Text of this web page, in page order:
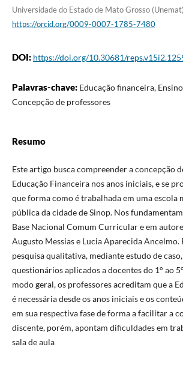
Universidade do Estado de Mato Grosso (Unemat)
https://orcid.org/0009-0007-1785-7480
DOI: https://doi.org/10.30681/
Palavras-chave: Educação financeira,
Concepção de professores
Resumo
Este artigo busca compreender a concepção
Educação Financeira nos anos iniciais, e se
que forma como é trabalhada em uma escola
pública da cidade de Sinop. Nos
Base Nacional Comum Curricular e em
Augusto Messias e Lucia Aparecida Ancelmo.
pesquisa qualitativa, mediante estudo de
questionários aplicados a docentes do 1° ao
modo geral, os professores acreditam que a
é necessária desde os anos iniciais e os
em sua respectiva fase de forma a facilitar a
discente, porém, apontam dificuldades em
sala de aula